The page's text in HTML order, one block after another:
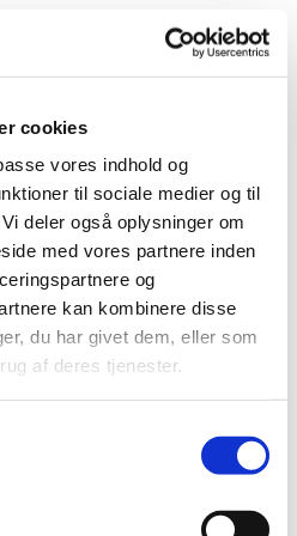
cookies
vores indhold og
til sociale medier og til
deler også oplysninger om
med vores partnere inden
og
kan kombinere disse
du har givet dem, eller som
af deres tjenester.
for materialer og konstruktion.
dedikeret med både
leverer altid et flot og holdbart
af hus, isolering af loft eller
at håndtere dit projekt med
Hos os er kvalitet, effektivitet
tømrerarbejde, blandt andet:
funktionelle træterrasser
mere plads og værdi til dit
for bedre komfort og